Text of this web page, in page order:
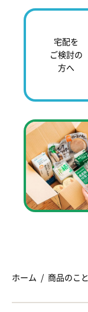
宅配を
ご検討の
方へ
ホーム 商品のこと